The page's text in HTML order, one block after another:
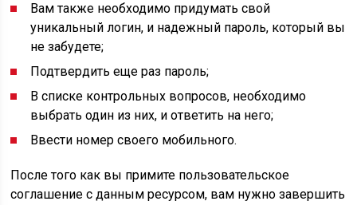
Вам также необходимо придумать свой
уникальный логин, и надежный пароль, который вы
не забудете;
Подтвердить еще раз пароль;
В списке контрольных вопросов, необходимо
выбрать один из них, и ответить на него;
Ввести номер своего мобильного.
После того как вы примите пользовательское
соглашение с данным ресурсом, вам нужно завершить